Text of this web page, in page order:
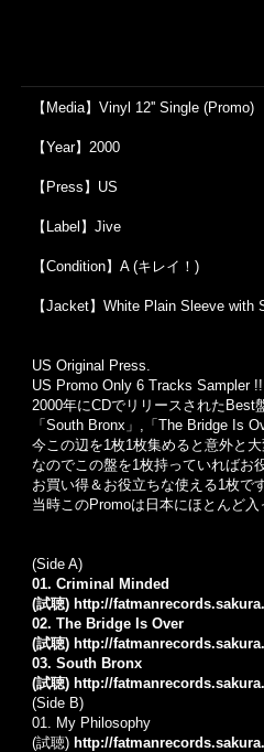
【Media】Vinyl 12'' Single (Promo)
【Year】2000
【Press】US
【Label】Jive
【Condition】A (キレイ！)
【Jacket】White Plain Sleeve with
US Original Press.
US Promo Only 6 Tracks Sampler !!
2000年にCDでリリースされたBest
「South Bronx」,「The Bridge Is
今この辺を1枚1枚集めると意外と大
なのでこの盤を1枚持っていればお
お買い得＆お役立ちな使える1枚です
当時このPromoは日本にほとんど
(Side A)
01. Criminal Minded
(試聴) http://
02. The Bridge Is Over
(試聴) http://
03. South Bronx
(試聴) http://
(Side B)
01. My Philosophy
(試聴) http://